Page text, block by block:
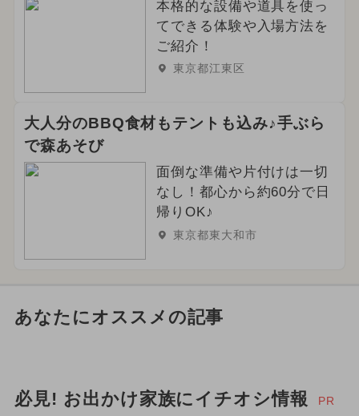
本格的な設備や道具を使っ
てできる体験や入場方法を
ご紹介！
東京都江東区
大人分のBBQ食材もテントも込み♪手ぶら
で森あそび
面倒な準備や片付けは一切
なし！都心から約60分で日
帰りOK♪
東京都東大和市
あなたにオススメの記事
必見! お出かけ家族にイチオシ情報 PR